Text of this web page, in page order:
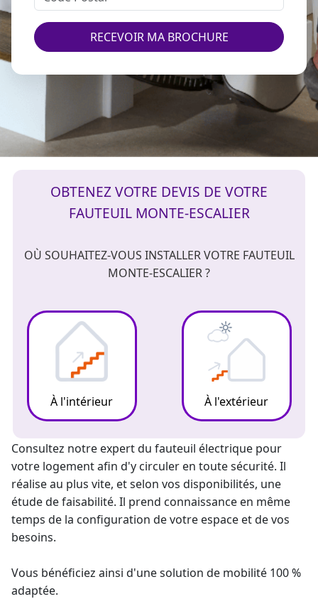
RECEVOIR MA BROCHURE
OBTENEZ VOTRE DEVIS DE VOTRE
FAUTEUIL MONTE-ESCALIER
OÙ SOUHAITEZ-VOUS INSTALLER VOTRE FAUTEUIL
MONTE-ESCALIER ?
À l'intérieur À l'extérieur
Consultez notre expert du fauteuil électrique pour
votre logement afin d'y circuler en toute sécurité. Il
réalise au plus vite, et selon vos disponibilités, une
étude de faisabilité. Il prend connaissance en même
temps de la configuration de votre espace et de vos
besoins.
Vous bénéficiez ainsi d'une solution de mobilité 100 %
adaptée.